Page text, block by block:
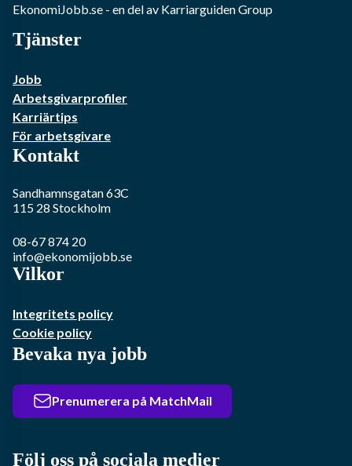
EkonomiJobb.se - en del av Karriarguiden Group
Tjänster
Jobb
Arbetsgivarprofiler
Karriärtips
För arbetsgivare
Kontakt
Sandhamnsgatan 63C
115 28 Stockholm
08-67 874 20
info@ekonomijobb.se
Vilkor
Integritets policy
Cookie policy
Bevaka nya jobb
Prenumerera på MatchMail
Följ oss på sociala medier